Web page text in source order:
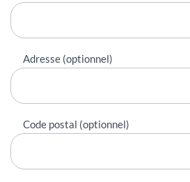
Adresse (optionnel)
Code postal (optionnel)